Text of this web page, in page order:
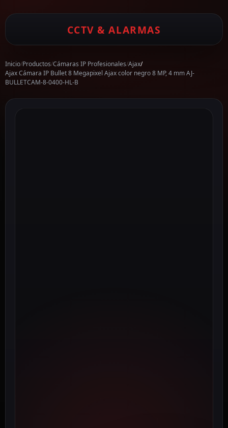
CCTV & ALARMAS
Inicio/Productos/Cámaras IP Profesionales/Ajax/
Ajax Cámara IP Bullet 8 Megapixel Ajax color negro 8 MP, 4 mm AJ-
BULLETCAM-8-0400-HL-B